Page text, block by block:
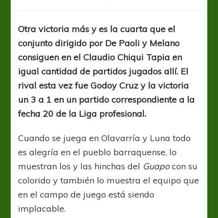
encendió
su
fuego
sagrado
volvió
a
ganar
Otra victoria más y es la cuarta que el
conjunto dirigido por De Paoli y Melano
consiguen en el Claudio Chiqui Tapia en
igual cantidad de partidos jugados allí. El
rival esta vez fue Godoy Cruz y la victoria
un 3 a 1 en un partido correspondiente a la
fecha 20 de la Liga profesional.
Cuando se juega en Olavarría y Luna todo
es alegría en el pueblo barraquense, lo
muestran los y las hinchas del Guapocon su
colorido y también lo muestra el equipo que
en el campo de juego está siendo
implacable.